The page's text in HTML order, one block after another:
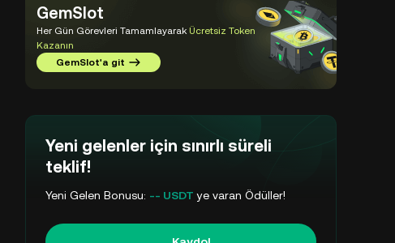
GemSlot
Her Gün Görevleri Tamamlayarak Ücretsiz Token
Kazanın
GemSlot'a git
Yeni gelenler için sınırlı süreli
teklif!
Yeni Gelen Bonusu: -- USDT ye varan Ödüller!